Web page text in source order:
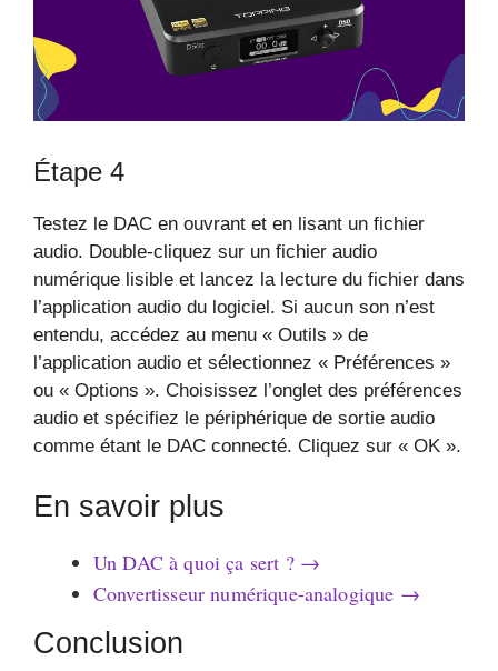
Étape 4
Testez le DAC en ouvrant et en lisant un fichier
audio. Double-cliquez sur un fichier audio
numérique lisible et lancez la lecture du fichier dans
l’application audio du logiciel. Si aucun son n’est
entendu, accédez au menu « Outils » de
l’application audio et sélectionnez « Préférences »
ou « Options ». Choisissez l’onglet des préférences
audio et spécifiez le périphérique de sortie audio
comme étant le DAC connecté. Cliquez sur « OK ».
En savoir plus
Un DAC à quoi ça sert ? →
Convertisseur numérique-analogique →
Conclusion